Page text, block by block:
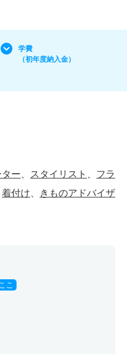
学費
（初年度納入金）
ー スタイリスト
フラ
着付け
きものアドバイザ
こ